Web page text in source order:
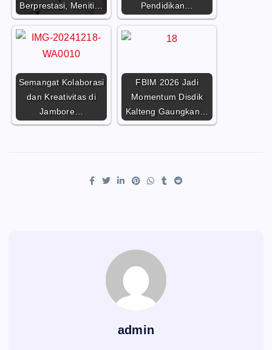
Berprestasi, Meniti…
Pendidikan…
Semangat Kolaborasi
dan Kreativitas di
Jambore…
FBIM 2026 Jadi
Momentum Disdik
Kalteng Gaungkan…
admin